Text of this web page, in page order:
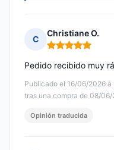
C
Christiane O.
Nota: 5 de 5
Publicado el 16/06/2026 à
tras una compra de 08/
Pedido recibido muy
Opinión traducida